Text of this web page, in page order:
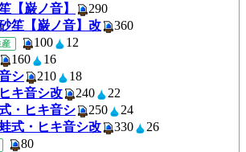
【巌ノ音】
290
笙【巌ノ音】改
360
産 100
12
160
16
シ 210
18
キ音シ改 240
22
・ヒキ音シ 250
24
式・ヒキ音シ改 330
80